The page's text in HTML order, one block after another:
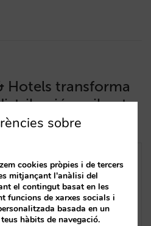
Hotels transforma
arribant a
directa
sobre
cookies pròpies i de tercers
mitjançant l'anàlisi del
el contingut basat en les
funcions de xarxes socials i
basada en un
hàbits de navegació.